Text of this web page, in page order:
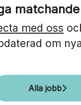
med oss
om
Alla jobb